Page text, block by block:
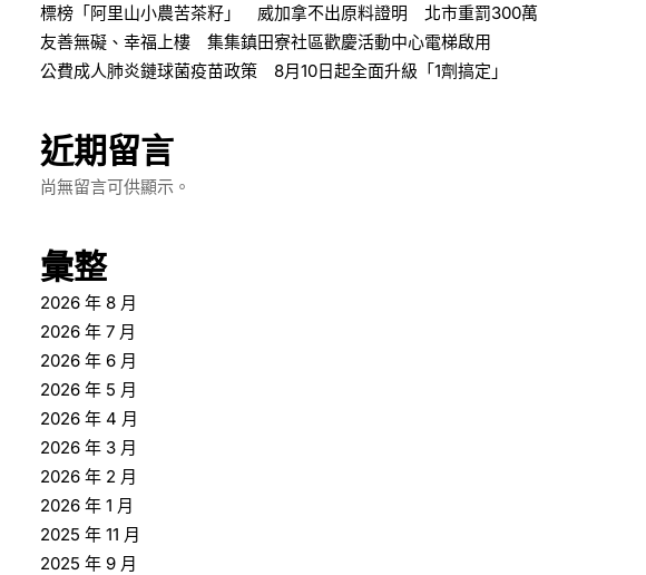
標榜「阿里山小農苦茶籽」 威加拿不出原料證明 北市重罰300萬
友善無礙、幸福上樓 集集鎮田寮社區歡慶活動中心電梯啟用
公費成人肺炎鏈球菌疫苗政策 8月10日起全面升級「1劑搞定」
近期留言
尚無留言可供顯示。
彙整
2026 年 8 月
2026 年 7 月
2026 年 6 月
2026 年 5 月
2026 年 4 月
2026 年 3 月
2026 年 2 月
2026 年 1 月
2025 年 11 月
2025 年 9 月